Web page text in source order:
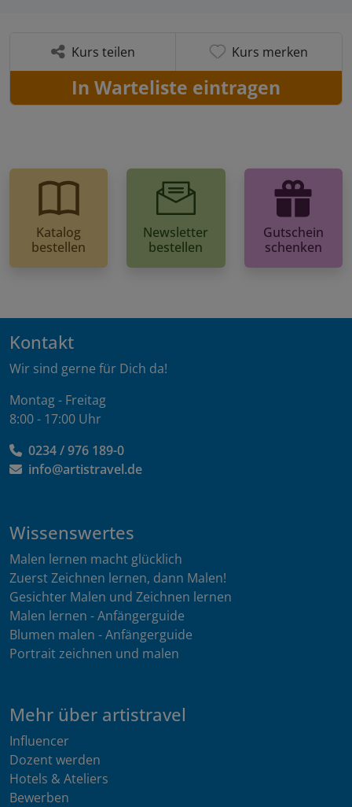
Kurs teilen Kurs merken
In Warteliste eintragen
Katalog
bestellen
Newsletter
bestellen
Gutschein
schenken
Kontakt
Wir sind gerne für Dich da!
Montag - Freitag
8:00 - 17:00 Uhr
0234 / 976 189-0
info@artistravel.de
Wissenswertes
Malen lernen macht glücklich
Zuerst Zeichnen lernen, dann Malen!
Gesichter Malen und Zeichnen lernen
Malen lernen - Anfängerguide
Blumen malen - Anfängerguide
Portrait zeichnen und malen
Mehr über artistravel
Influencer
Dozent werden
Hotels & Ateliers
Bewerben